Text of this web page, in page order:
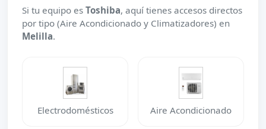
Si tu equipo es Toshiba, aquí tienes accesos directos
por tipo (Aire Acondicionado y Climatizadores) en
Melilla.
Electrodomésticos Aire Acondicionado